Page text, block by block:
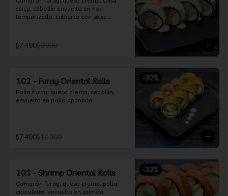
spicy, cebollín envuelto en nori
tempurizado, cubierto con salsa
$7.490$9.990
-32%
102 - Furay Oriental Rolls
Pollo furay, queso crema, cebollín,
envuelto en pollo apanado
$7.490$10.990
-32%
103 - Shrimp Oriental Rolls
Camarón furay, queso crema, palta,
ciboulette, envuelto en salmón